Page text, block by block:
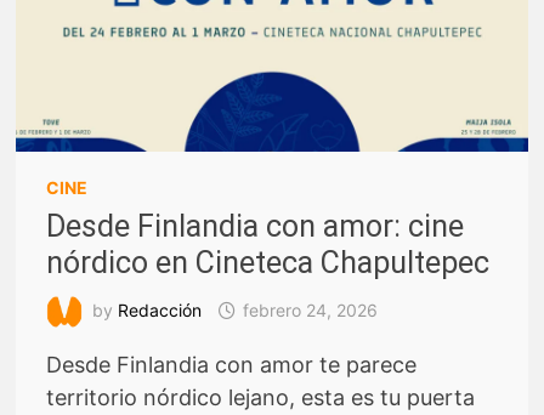
CINE
Desde Finlandia con amor: cine
nórdico en Cineteca Chapultepec
by Redacción febrero 24, 2026
Desde Finlandia con amor te parece
territorio nórdico lejano, esta es tu puerta